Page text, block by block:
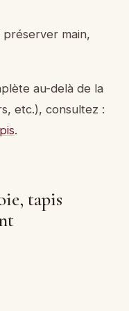
main,
au-delà de la
etc.), consultez :
.
tapis